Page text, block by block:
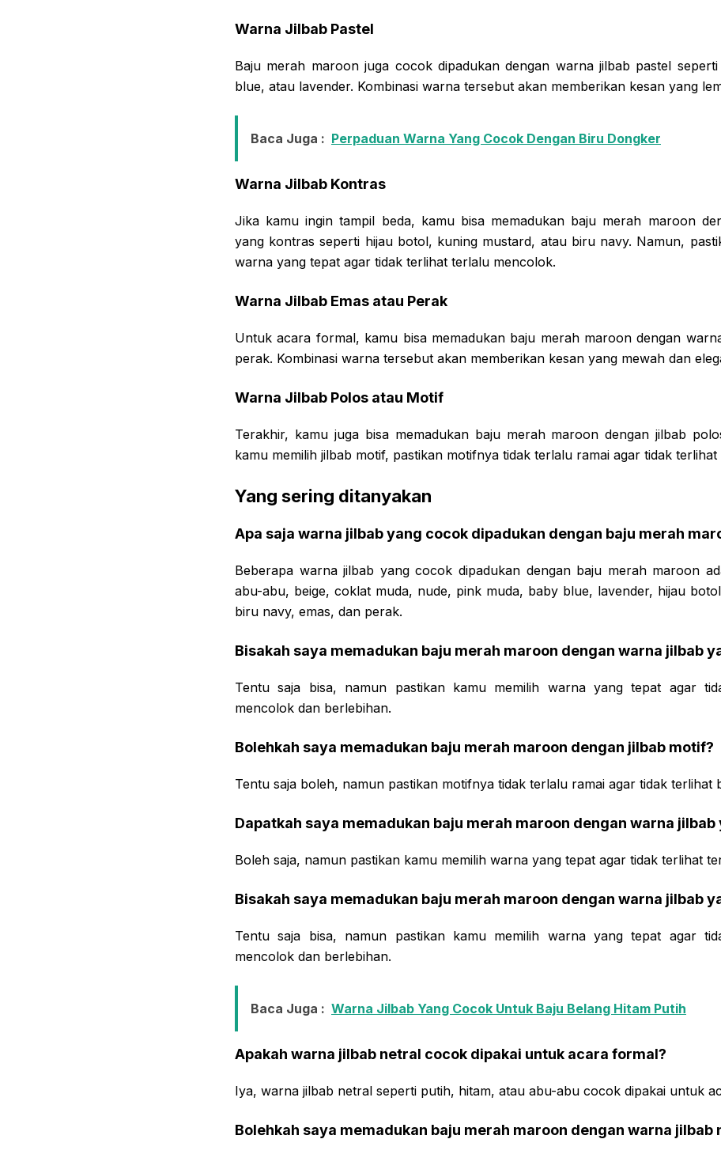
Warna Jilbab Pastel
Baju merah maroon juga cocok dipadukan dengan warna jilbab pastel
blue, atau lavender. Kombinasi warna tersebut akan memberikan kesan yang
Baca Juga : Perpaduan Warna Yang Cocok Dengan Biru Dongker
Warna Jilbab Kontras
Jika kamu ingin tampil beda, kamu bisa memadukan baju merah maroon
yang kontras seperti hijau botol, kuning mustard, atau biru navy. Namun,
warna yang tepat agar tidak terlihat terlalu mencolok.
Warna Jilbab Emas atau Perak
Untuk acara formal, kamu bisa memadukan baju merah maroon dengan
perak. Kombinasi warna tersebut akan memberikan kesan yang mewah dan
Warna Jilbab Polos atau Motif
Terakhir, kamu juga bisa memadukan baju merah maroon dengan jilbab
kamu memilih jilbab motif, pastikan motifnya tidak terlalu ramai agar tidak
Yang sering ditanyakan
Apa saja warna jilbab yang cocok dipadukan dengan baju merah
Beberapa warna jilbab yang cocok dipadukan dengan baju merah maroon
abu-abu, beige, coklat muda, nude, pink muda, baby blue, lavender, hijau
biru navy, emas, dan perak.
Bisakah saya memadukan baju merah maroon dengan warna jilbab
Tentu saja bisa, namun pastikan kamu memilih warna yang tepat agar
mencolok dan berlebihan.
Bolehkah saya memadukan baju merah maroon dengan jilbab motif?
Tentu saja boleh, namun pastikan motifnya tidak terlalu ramai agar tidak terlihat
Dapatkah saya memadukan baju merah maroon dengan warna jilbab
Boleh saja, namun pastikan kamu memilih warna yang tepat agar tidak terlihat
Bisakah saya memadukan baju merah maroon dengan warna jilbab
Tentu saja bisa, namun pastikan kamu memilih warna yang tepat agar
mencolok dan berlebihan.
Baca Juga : Warna Jilbab Yang Cocok Untuk Baju Belang Hitam Putih
Apakah warna jilbab netral cocok dipakai untuk acara formal?
Iya, warna jilbab netral seperti putih, hitam, atau abu-abu cocok dipakai untuk
Bolehkah saya memadukan baju merah maroon dengan warna jilbab